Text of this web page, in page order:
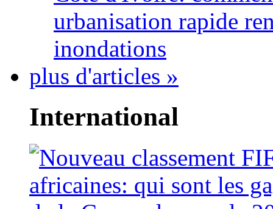
urbanisation rapide
inondations
plus d'articles »
International